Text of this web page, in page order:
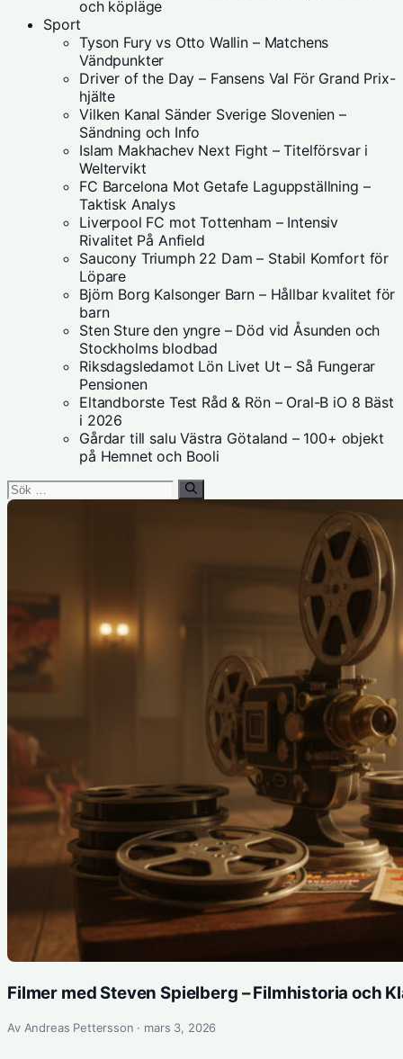
och köpläge
Sport
Tyson Fury vs Otto Wallin – Matchens
Vändpunkter
Driver of the Day – Fansens Val För Grand Prix-
hjälte
Vilken Kanal Sänder Sverige Slovenien –
Sändning och Info
Islam Makhachev Next Fight – Titelförsvar i
Weltervikt
FC Barcelona Mot Getafe Laguppställning –
Taktisk Analys
Liverpool FC mot Tottenham – Intensiv
Rivalitet På Anfield
Saucony Triumph 22 Dam – Stabil Komfort för
Löpare
Björn Borg Kalsonger Barn – Hållbar kvalitet för
barn
Sten Sture den yngre – Död vid Åsunden och
Stockholms blodbad
Riksdagsledamot Lön Livet Ut – Så Fungerar
Pensionen
Eltandborste Test Råd & Rön – Oral-B iO 8 Bäst
i 2026
Gårdar till salu Västra Götaland – 100+ objekt
på Hemnet och Booli
Sök
efter:
Filmer med Steven Spielberg – Filmhistoria och
Av Andreas Pettersson · mars 3, 2026